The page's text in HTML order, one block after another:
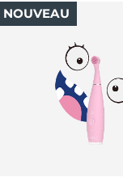
NOUVEAU